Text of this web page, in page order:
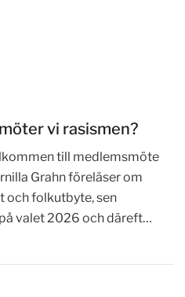
vi rasismen?
till medlemsmöte
Grahn föreläser om
och folkutbyte, sen
valet 2026 och däreft…